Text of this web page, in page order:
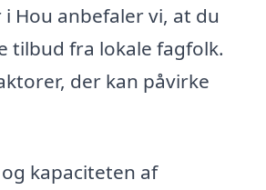
Hou anbefaler vi, at du
tilbud fra lokale fagfolk.
der kan påvirke
kapaciteten af